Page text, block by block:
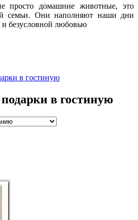
домашние животные, это
семьи. Они наполняют наши дни
безусловной любовью
в гостиную
в гостиную